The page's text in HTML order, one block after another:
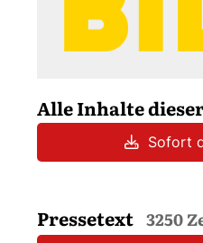
Alle Inhalte
Sofort
Pressetext 3250